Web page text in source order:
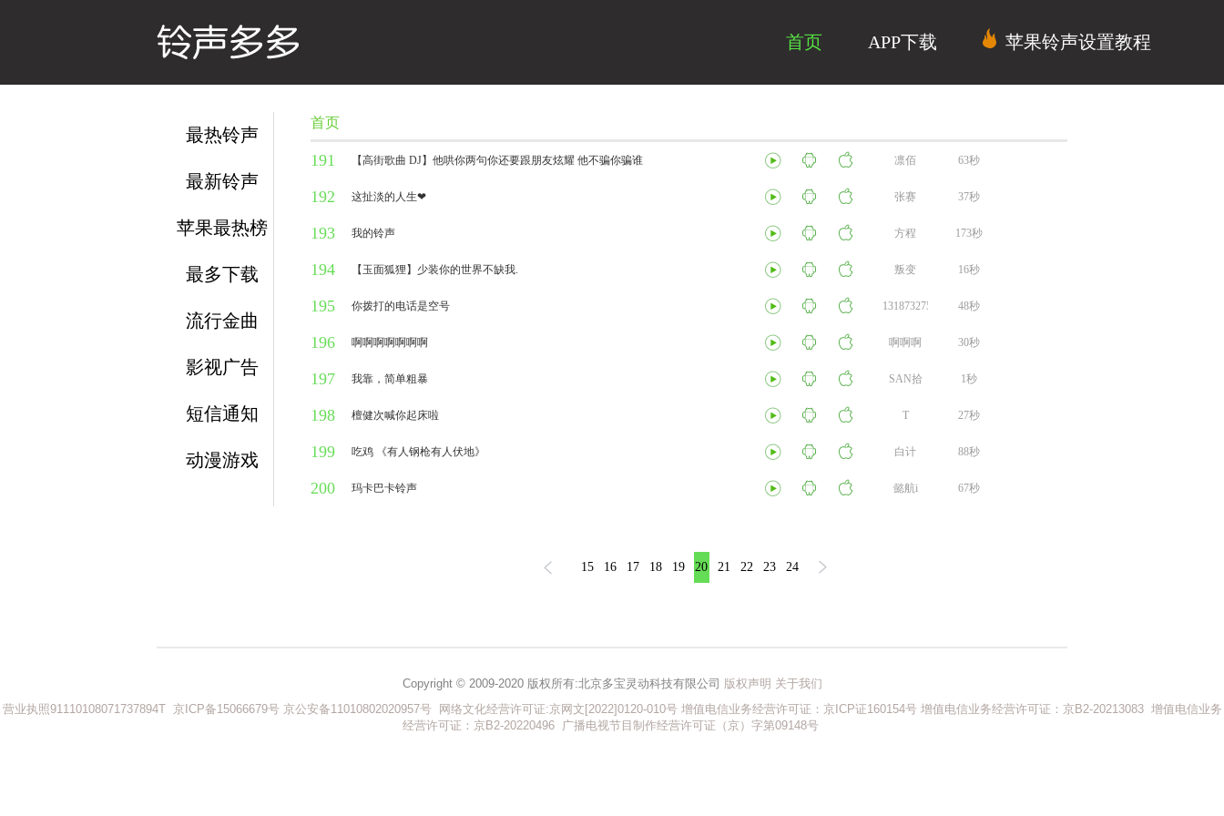
苹果铃声设置教程
APP下载
首页
最热铃声
最新铃声
苹果最热榜
最多下载
流行金曲
影视广告
短信通知
动漫游戏
首页
191 【高街歌曲 DJ】他哄你两句你还要跟朋友炫耀 他不骗你骗谁 凛佰 63秒
1万人听过
192 这扯淡的人生❤ 张赛 37秒
1万人听过
193 我的铃声 方程 173秒
1万人听过
194 【玉面狐狸】少装你的世界不缺我. 叛变 16秒
1万人听过
195 你拨打的电话是空号 13187327522 48秒
1万人听过
196 啊啊啊啊啊啊啊 啊啊啊
啊，啊啊
啊啊啊
30秒
1万人听过
197 我靠，简单粗暴 SAN拾 1秒
1万人听过
198 檀健次喊你起床啦 T 27秒
1万人听过
199 吃鸡 《有人钢枪有人伏地》 白计 88秒
1万人听过
200 玛卡巴卡铃声 懿航i 67秒
15 16 17 18 19 20 21 22 23 24
Copyright © 2009-2020 版权所有:北京多宝灵动科技有限公司 版权声明 关于我们
营业执照91110108071737894T 京ICP备15066679号 京公安备11010802020957号网络文化经营许可证:京网文[2022]0120-010号 增值电信业务经营许可证：京ICP证160154号 增值电信业务经营许可证：京B2-20213083 增值电信业务
经营许可证：京B2-20220496
广播电视节目制作经营许可证（京）字第09148号